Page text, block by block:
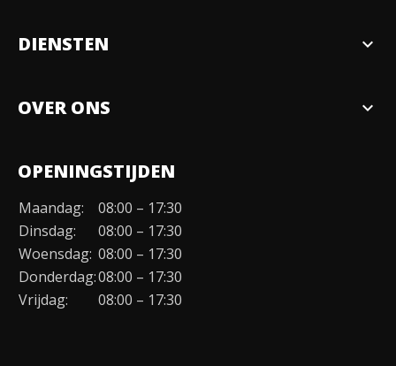
DIENSTEN expand_more
OVER ONS expand_more
Organisatie
Duurzaamheid
Werken bij
Contact
OPENINGSTIJDEN
Maandag:
08:00 – 17:30
Dinsdag:
08:00 – 17:30
Woensdag: 08:00 – 17:30
Donderdag:08:00 – 17:30
Vrijdag:
08:00 – 17:30